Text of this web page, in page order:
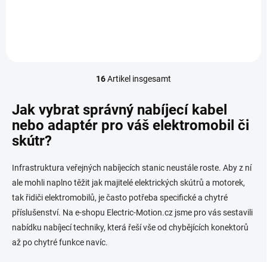
S
e
u
e
l
e
m
e
n
e
16Artikel insgesamt
Jak vybrat správný nabíjecí kabel
nebo adaptér pro váš elektromobil či
skútr?
Infrastruktura veřejných nabíjecích stanic neustále roste. Aby z ní
ale mohli naplno těžit jak majitelé elektrických skútrů a motorek,
tak řidiči elektromobilů, je často potřeba specifické a chytré
příslušenství. Na e-shopu Electric-Motion.cz jsme pro vás sestavili
nabídku nabíjecí techniky, která řeší vše od chybějících konektorů
až po chytré funkce navíc.